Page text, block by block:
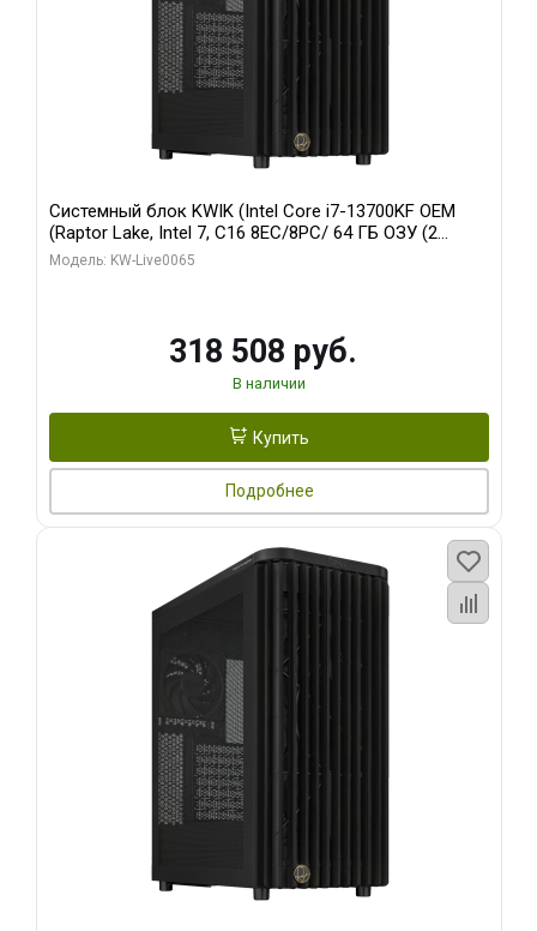
Системный блок KWIK (Intel Core i7-13700KF OEM
(Raptor Lake, Intel 7, C16 8EC/8PC/ 64 ГБ ОЗУ (2
модуля)/ ASUS RTX5080 PROART OC 16GB GDDR7
Модель: KW-Live0065
318 508 руб.
В наличии
Купить
Подробнее